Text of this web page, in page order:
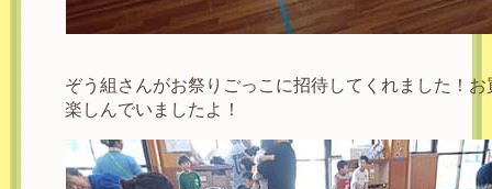
ぞう組さんがお祭りごっこに招待してくれました！
楽しんでいましたよ！